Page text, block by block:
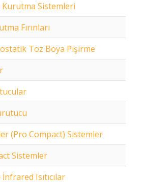
Kurutma Sistemleri
Fırınları
Toz Boya Pişirme
(Pro Compact) Sistemler
Sistemler
Isıtıcılar